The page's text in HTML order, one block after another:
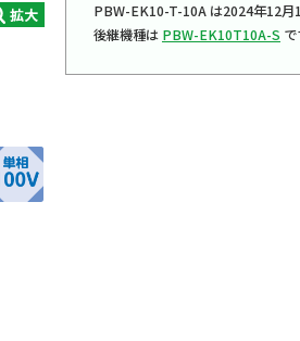
拡大
PBW-EK10-T-10A は2024年12月
後継機種は PBW-EK10T10A-S で